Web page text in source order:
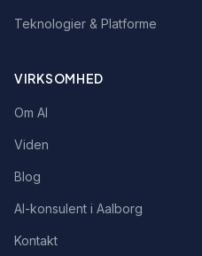
Teknologier & Platforme
VIRKSOMHED
Om AI
Viden
Blog
AI-konsulent i Aalborg
Kontakt